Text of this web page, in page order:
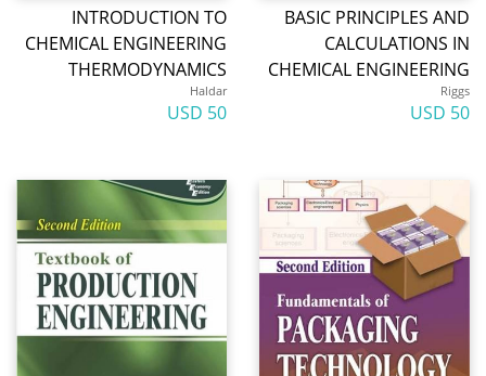
BASIC PRINCIPLES
CALCULATIONS
CHEMICAL
INTRODUCTION TO
CHEMICAL ENGINEERING
THERMODYNAMICS
Haldar